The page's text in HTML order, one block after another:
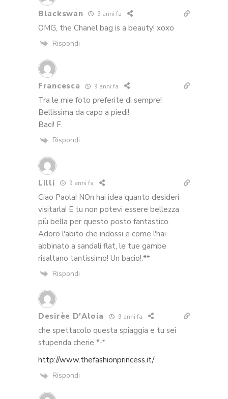
Blackswan 9 anni fa
OMG, the Chanel bag is a beauty! xoxo
Rispondi
Francesca 9 anni fa
Tra le mie foto preferite di sempre!
Bellissima da capo a piedi!
Baci! F.
Rispondi
Lilli 9 anni fa
Ciao Paola! NOn hai idea quanto desideri
visitarla! E tu non potevi essere bellezza
più bella per questo posto fantastico.
Adoro l'abito che indossi e come l'hai
abbinato a sandali flat, le tue gambe
risaltano tantissimo! Un bacio!:**
Rispondi
Desirèe D'Aloia 9 anni fa
che spettacolo questa spiaggia e tu sei
stupenda cherie *-*
http://www.thefashionprincess.it/
Rispondi